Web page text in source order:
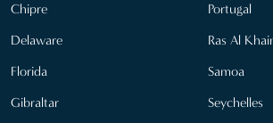
Chipre
Delaware
Florida
Gibraltar
Portugal
Ras Al
Samoa
Seychelles